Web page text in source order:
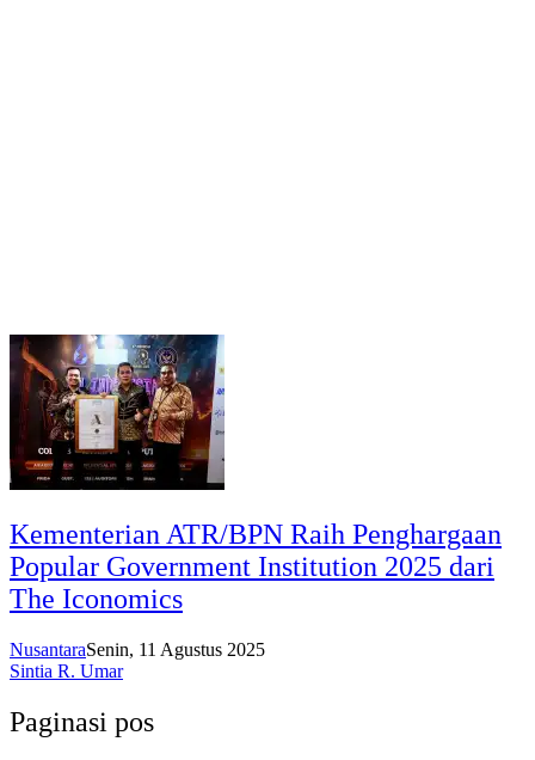
Kementerian ATR/BPN Raih Penghargaan
Popular Government Institution 2025 dari
The Iconomics
NusantaraSenin, 11 Agustus 2025
Sintia R. Umar
Paginasi pos